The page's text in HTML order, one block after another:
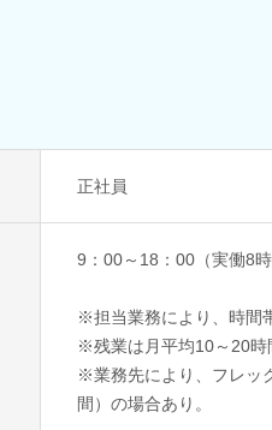
正社員
9：00～18：00（実働8時
※担当業務により、時間
※残業は月平均10～20時
※業務先により、フレッ
間）の場合あり。